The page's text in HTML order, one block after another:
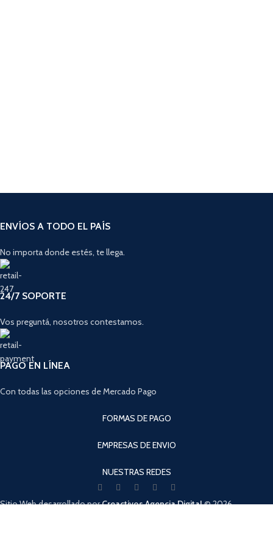
ENVÍOS A TODO EL PAÍS
No importa donde estés, te llega.
24/7 SOPORTE
Vos preguntá, nosotros contestamos.
PAGO EN LÍNEA
Con todas las opciones de Mercado Pago
FORMAS DE PAGO
EMPRESAS DE ENVIO
NUESTRAS REDES
Sitio Web desarrollado porCreactivos Agencia Digital© 2026